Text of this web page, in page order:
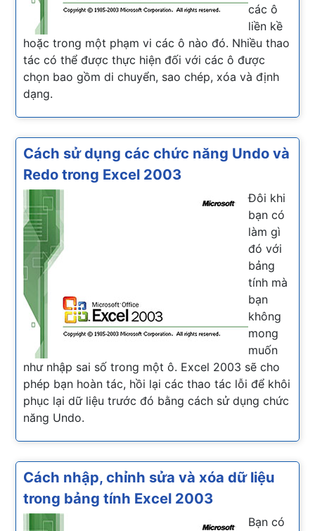
các ô
liền kề
hoặc trong một phạm vi các ô nào đó. Nhiều thao
tác có thể được thực hiện đối với các ô được
chọn bao gồm di chuyển, sao chép, xóa và định
dạng.
Cách sử dụng các chức năng Undo và
Redo trong Excel 2003
Đôi khi
bạn có
làm gì
đó với
bảng
tính mà
bạn
không
mong
muốn
như nhập sai số trong một ô. Excel 2003 sẽ cho
phép bạn hoàn tác, hồi lại các thao tác lỗi để khôi
phục lại dữ liệu trước đó bằng cách sử dụng chức
năng Undo.
Cách nhập, chỉnh sửa và xóa dữ liệu
trong bảng tính Excel 2003
Bạn có